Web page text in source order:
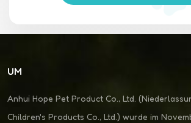
UM
Anhui Hope Pet Product Co., Ltd.
Children's Products Co., Ltd.) wurde im